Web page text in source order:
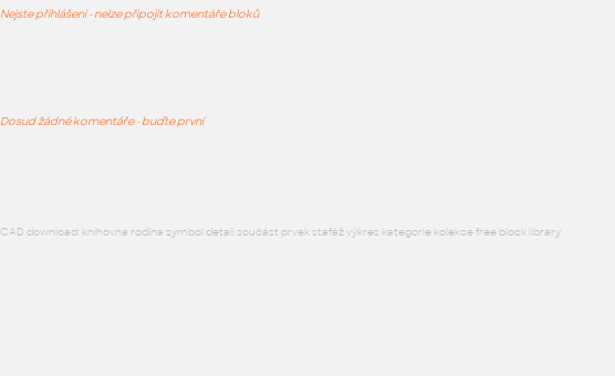
Nejste přihlášeni - nelze připojit komentáře bloků
Dosud žádné komentáře - buďte první
CAD download: knihovna rodina symbol detail součást prvek stafáž výkres kategorie kolekce free block library